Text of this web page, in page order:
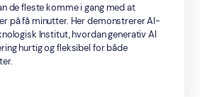
de fleste komme i gang med at
på få minutter. Her demonstrerer AI-
Institut, hvordan generativ AI
hurtig og fleksibel for både